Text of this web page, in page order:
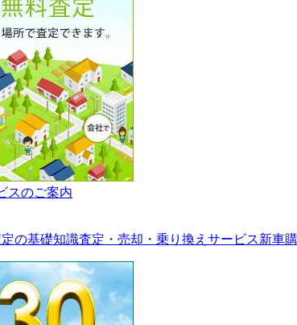
スのご案内
の基礎知識査定・売却・乗り換えサービス新車